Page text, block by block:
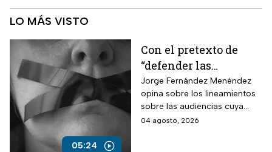
LO MÁS VISTO
05:24
Con el pretexto de
“defender las
audiencias”, crearán
un modelo de control
para silenciar la
crítica
Jorge Fernández Menéndez
opina sobre los lineamientos
sobre las audiencias cuya
finalidad es la censura y que
04 agosto, 2026